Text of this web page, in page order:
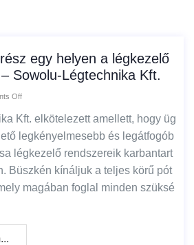
egy helyen a légkezelő
Sowolu-Légtechnika Kft.
Off
Kft. elkötelezett amellett, hogy üg
legkényelmesebb és legátfogób
légkezelő rendszereik karbantart
Büszkén kínáljuk a teljes körű pót
magában foglal minden szüksé